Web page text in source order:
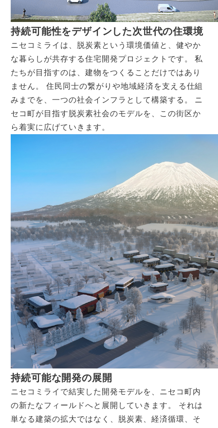
持続可能性をデザインした次世代の住環境
ニセコミライは、脱炭素という環境価値と、健やか
な暮らしが共存する住宅開発プロジェクトです。 私
たちが目指すのは、建物をつくることだけではあり
ません。 住民同士の繋がりや地域経済を支える仕組
みまでを、一つの社会インフラとして構築する。 ニ
セコ町が目指す脱炭素社会のモデルを、この街区か
ら着実に広げていきます。
持続可能な開発の展開
ニセコミライで結実した開発モデルを、ニセコ町内
の新たなフィールドへと展開していきます。 それは
単なる建築の拡大ではなく、脱炭素、経済循環、そ